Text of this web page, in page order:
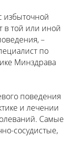
избыточной
в той или иной
–
по
Минздрава
поведения
и лечении
Самые
сосудистые,